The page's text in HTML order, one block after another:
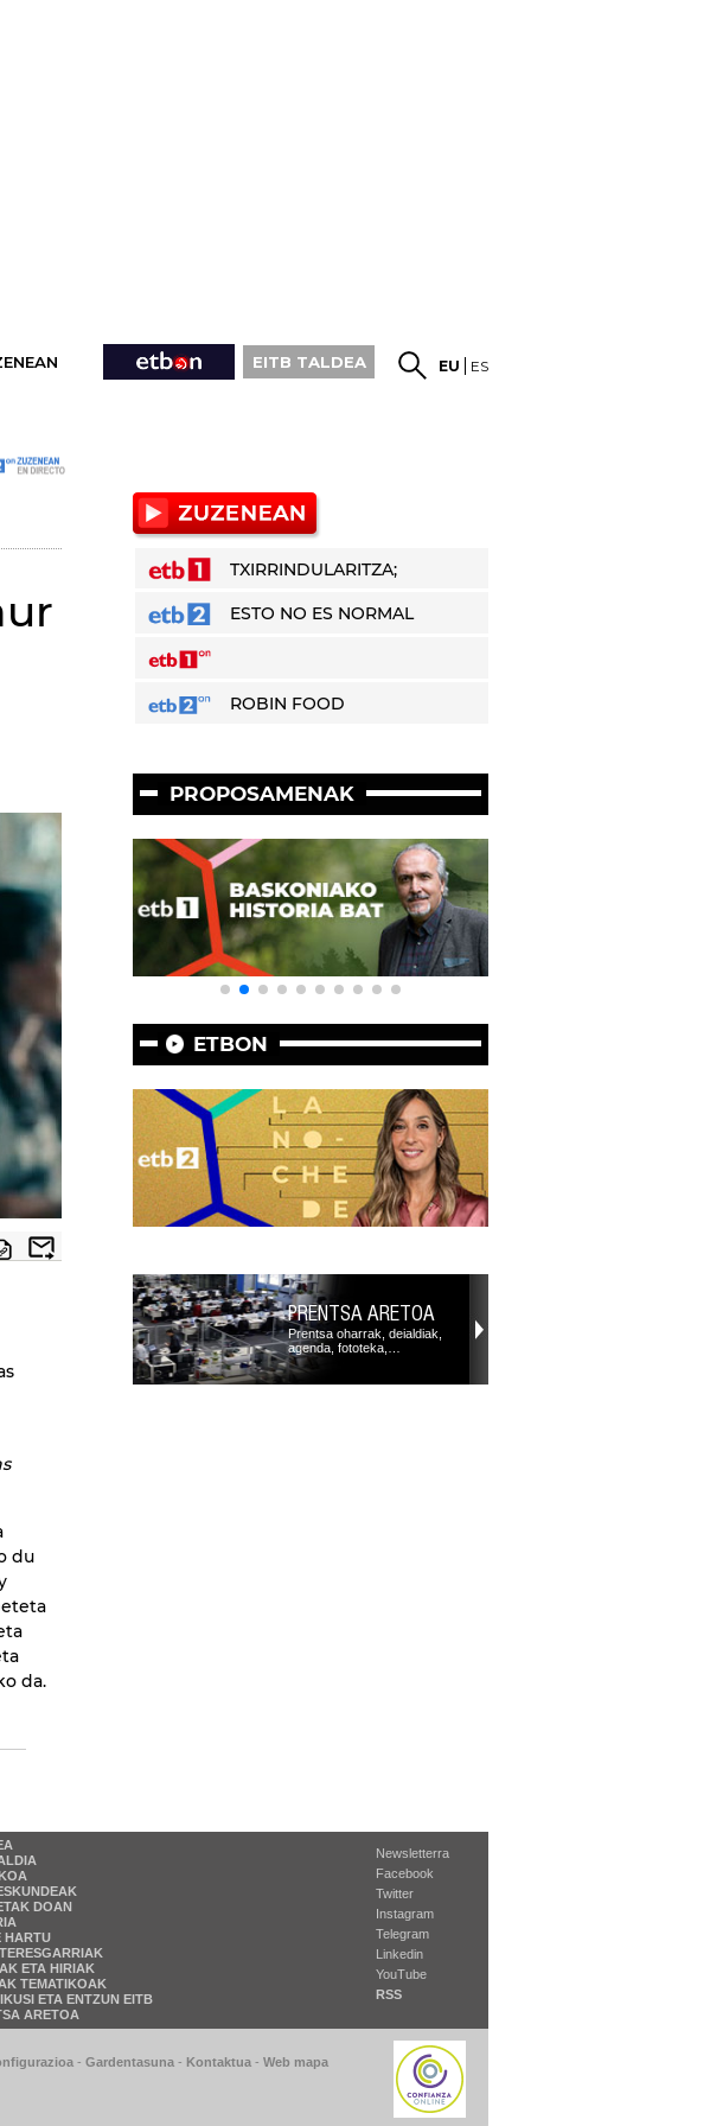
EITB TALDEA EU ES
du
da.
TXIRRINDULARITZA;
ESTO NO ES NORMAL
ROBIN FOOD
PROPOSAMENAK
ETBON
PRENTSA ARETOA
Prentsa oharrak, deialdiak,
agenda, fototeka,…
DOAN
HARTU
ETA HIRIAK
TEMATIKOAK
ETA ENTZUN EITB
ARETOA
Newsletterra
Facebook
Twitter
Instagram
Telegram
Linkedin
YouTube
RSS
- Gardentasuna - Kontaktua - Web mapa